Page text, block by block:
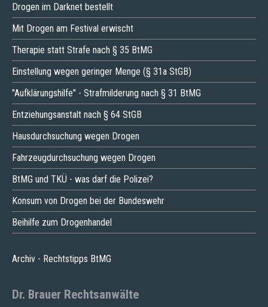
Drogen im Darknet bestellt
Mit Drogen am Festival erwischt
Therapie statt Strafe nach § 35 BtMG
Einstellung wegen geringer Menge (§ 31a StGB)
"Aufklärungshilfe" - Strafmilderung nach § 31 BtMG
Entziehungsanstalt nach § 64 StGB
Hausdurchsuchung wegen Drogen
Fahrzeugdurchsuchung wegen Drogen
BtMG und TKÜ - was darf die Polizei?
Konsum von Drogen bei der Bundeswehr
Beihilfe zum Drogenhandel
Archiv - Rechtstipps BtMG
Dr. Brauer Rechtsanwälte